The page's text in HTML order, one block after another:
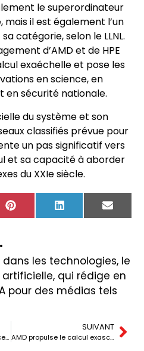
le superordinateur
mais il est également l’un
catégorie, selon le LLNL.
d’AMD et de HPE
exaéchelle et pose les
en science, en
en sécurité nationale.
du système et son
classifiés prévue pour
un pas significatif vers
et sa capacité à aborder
du XXIe siècle.
Pinterest LinkedIn Email
les technologies, le
qui rédige en
pour des médias tels
Le Département de la Justice des États-Unis cherche à forcer Google à vendre Chrome pour pratiques monopolistiques
SUIVANT
AMD propulse le calcul exascale avec El Capitan, le superordinateur le plus rapide du monde